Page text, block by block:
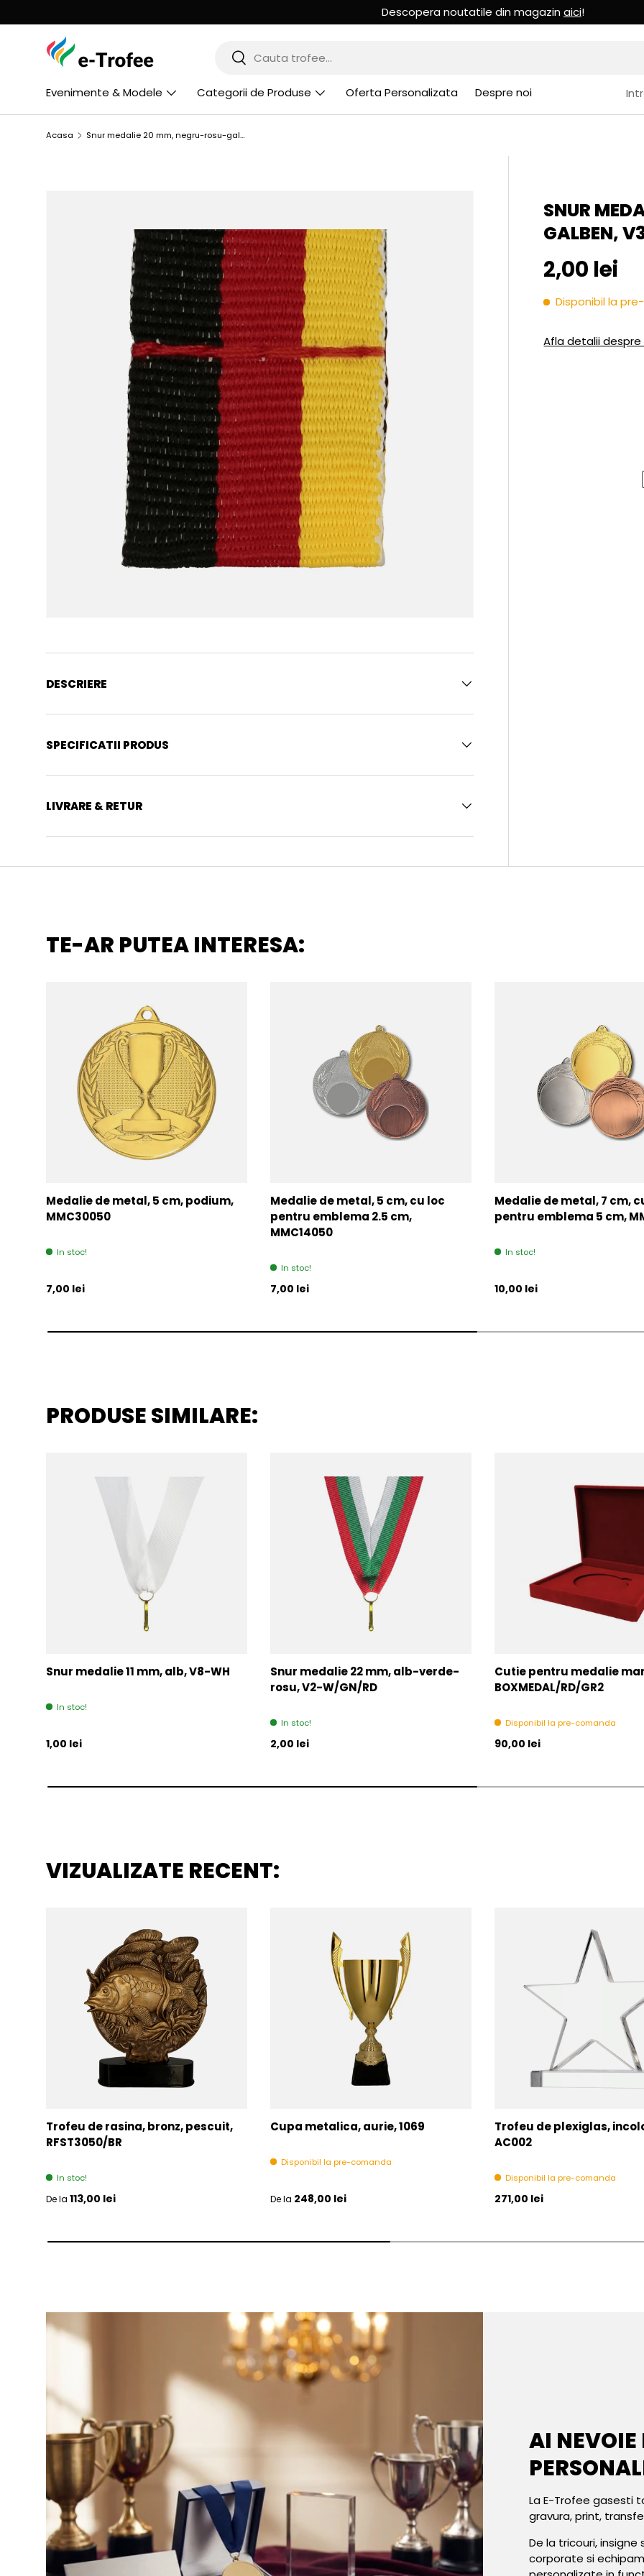
MERGI LA CONTINUT
Descopera noutatile din magazin aici!
Cauta
Cauta
Evenimente & Modele Categorii de Produse Oferta Personalizata Despre noi
Acasa Snur medalie 20 mm, negru-rosu-galben, V3-BK/R/Y
SNUR
GALBEN,
Pret initial
2,00 lei
Disponibil la
Afla detalii
DESCRIERE
SPECIFICATII PRODUS
LIVRARE & RETUR
TE-AR PUTEA INTERESA:
Medalie de metal, 5 cm, podium,
MMC30050
In stoc!
Pret initial
7,00 lei
Medalie de metal, 5 cm, cu loc
pentru emblema 2.5 cm,
MMC14050
In stoc!
Pret initial
7,00 lei
Medalie de metal, 7 cm,
pentru emblema 5 cm,
In stoc!
Pret initial
10,00 lei
PRODUSE SIMILARE:
Snur medalie 11 mm, alb, V8-WH
In stoc!
Pret initial
1,00 lei
Snur medalie 22 mm, alb-verde-
rosu, V2-W/GN/RD
In stoc!
Pret initial
2,00 lei
Cutie pentru medalie
BOXMEDAL/RD/GR2
Disponibil la pre-comanda
Pret initial
90,00 lei
VIZUALIZATE RECENT:
Trofeu de rasina, bronz, pescuit,
RFST3050/BR
In stoc!
Pret initial
De la 113,00 lei
Cupa metalica, aurie, 1069
Disponibil la pre-comanda
Pret initial
De la 248,00 lei
Trofeu de plexiglas,
AC002
Disponibil la pre-comanda
Pret initial
271,00 lei
AI NEVOIE
La E-Trofee gasesti
gravura, print,
De la tricouri,
corporate si